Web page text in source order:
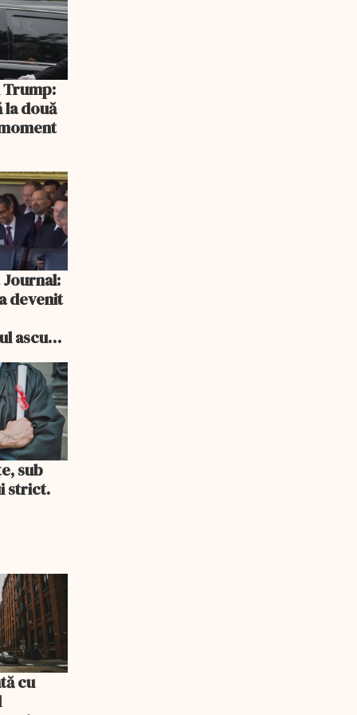
Trump:
la două
devenit
ascuns
sub
strict.
cu